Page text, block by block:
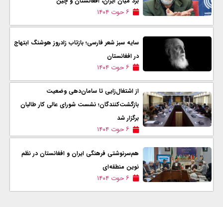
۶ حوت ۱۴۰۴
سایه سبز شعر فارسی؛ بازتاب زادروز هوشنگ ابتهاج
در افغانستان
۶ حوت ۱۴۰۴
از اشتغال‌زایی تا سامان‌دهی وضعیت
بازگشت‌کنندگان؛ نشست شورای عالی کار طالبان
برگزار شد
۶ حوت ۱۴۰۴
هم‌سرنوشتی فرهنگی ایران و افغانستان در نظم
نوین منطقه‌ای
۶ حوت ۱۴۰۴